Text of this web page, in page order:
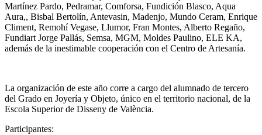
Martínez Pardo, Pedramar, Comforsa, Fundición Blasco, Aqua
Aura,, Bisbal Bertolín, Antevasin, Madenjo, Mundo Ceram, Enrique
Climent, Remohí Vegase, Llumor, Fran Montes, Alberto Regaño,
Fundiart Jorge Pallás, Semsa, MGM, Moldes Paulino, ELE KA,
además de la inestimable cooperación con el Centro de Artesanía.
La organización de este año corre a cargo del alumnado de tercero
del Grado en Joyería y Objeto, único en el territorio nacional, de la
Escola Superior de Disseny de València.
Participantes: